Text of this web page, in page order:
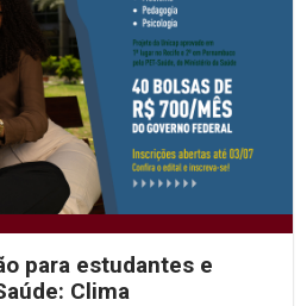
para estudantes e
Clima